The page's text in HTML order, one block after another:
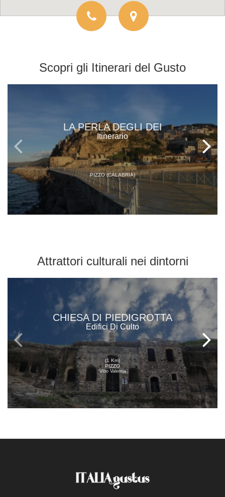
Scopri gli Itinerari del Gusto
LA PERLA DEGLI DEI
Itinerario
PIZZO (CALABRIA)
Attrattori culturali nei dintorni
CHIESA DI PIEDIGROTTA
Edifici Di Culto
(1 Km)
PIZZO
Vibo Valentia